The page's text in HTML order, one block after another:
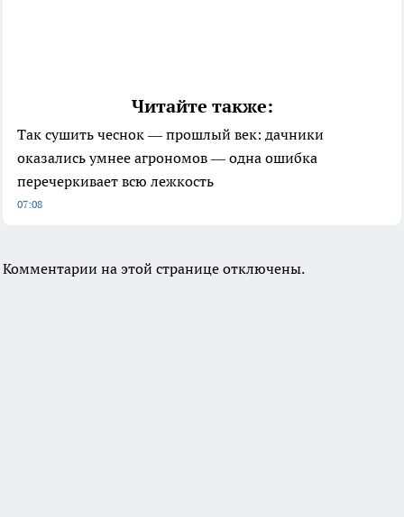
Читайте также:
Так сушить чеснок — прошлый век: дачники
оказались умнее агрономов — одна ошибка
перечеркивает всю лежкость
07:08
Комментарии на этой странице отключены.